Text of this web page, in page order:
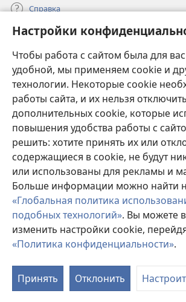
Настройки
Чтобы работа с сайтом была для
удобной, мы применяем cookie и
технологии. Некоторые cookie
работы сайта, и их нельзя
дополнительных cookie, которые
повышения удобства работы с
решить: хотите принять их или
содержащиеся в cookie, не будут
или использованы для рекламы и
Больше информации можно найти
«Глобальная политика
подобных технологий». Вы можете
изменить настройки cookie,
«Политика конфиденциальности».
Принять Отклонить
Справка
Пожертвования
в
новом
окне)
ОНЛАЙН-БИБЛИОТЕКА Сторожевой
(открывается
новом
окне)
JW Hub®
(открывается
в
новом
окне)
JW Library ®
Watchtower Library
Copyright© 2026 Watch Tower Bible and Tract
УСЛОВИЯ ИСПОЛЬЗОВАНИЯ|
КОНФИДЕНЦИАЛЬНОСТИ
КОНФИДЕНЦИАЛЬНОСТИ